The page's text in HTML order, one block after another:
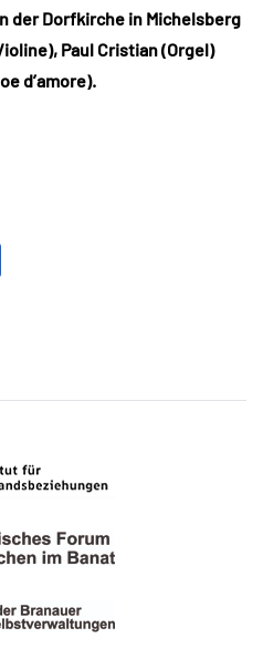
der Dorfkirche in Michelsberg
Paul Cristian (Orgel)
d’amore).